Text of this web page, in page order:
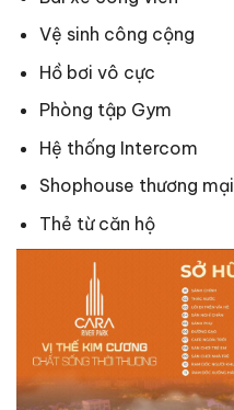
Vệ sinh công cộng
Hồ bơi vô cực
Phòng tập Gym
Hệ thống Intercom
Shophouse thương mại
Thẻ từ căn hộ